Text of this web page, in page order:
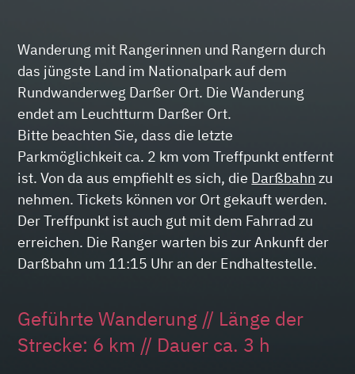
Wanderung mit Rangerinnen und Rangern durch
das jüngste Land im Nationalpark auf dem
Rundwanderweg Darßer Ort. Die Wanderung
endet am Leuchtturm Darßer Ort.
Bitte beachten Sie, dass die letzte
Parkmöglichkeit ca. 2 km vom Treffpunkt entfernt
ist. Von da aus empfiehlt es sich, die Darßbahn zu
nehmen. Tickets können vor Ort gekauft werden.
Der Treffpunkt ist auch gut mit dem Fahrrad zu
erreichen. Die Ranger warten bis zur Ankunft der
Darßbahn um 11:15 Uhr an der Endhaltestelle.
Geführte Wanderung // Länge der
Strecke: 6 km // Dauer ca. 3 h